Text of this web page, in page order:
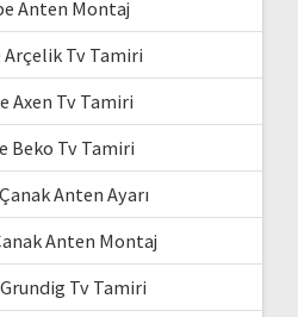
Anten Montaj
Arçelik Tv Tamiri
Axen Tv Tamiri
Beko Tv Tamiri
Anten Ayarı
Anten Montaj
Tv Tamiri